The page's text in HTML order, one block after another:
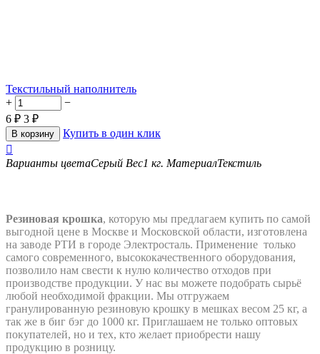
Текстильный наполнитель
+
−
6 ₽ 3 ₽
В корзину
Купить в один клик

Варианты цветаСерый Вес1 кг. МатериалТекстиль
Резиновая крошка, которую мы предлагаем купить по самой
выгодной цене в Москве и Московской области, изготовлена
на заводе РТИ в городе Электросталь. Применение только
самого современного, высококачественного оборудования,
позволило нам свести к нулю количество отходов при
производстве продукции. У нас вы можете подобрать сырьё
любой необходимой фракции. Мы отгружаем
гранулированную резиновую крошку в мешках весом 25 кг, а
так же в биг бэг до 1000 кг. Приглашаем не только оптовых
покупателей, но и тех, кто желает приобрести нашу
продукцию в розницу.